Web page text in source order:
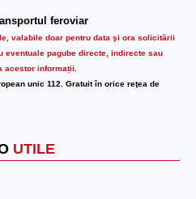
feroviar
valabile doar pentru data şi ora solicitării
eventuale pagube directe, indirecte sau
acestor informații.
unic 112. Gratuit în orice reţea de
UTILE